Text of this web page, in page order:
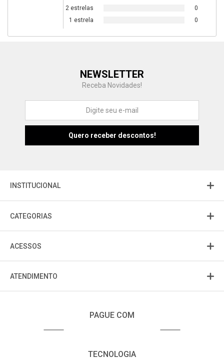
2 estrelas
0
1 estrela
0
NEWSLETTER
Receba Novidades!
INSTITUCIONAL
CATEGORIAS
ACESSOS
ATENDIMENTO
PAGUE COM
TECNOLOGIA
Fu Fujisom